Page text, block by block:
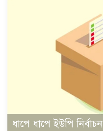
ধাপে ধাপে ইউপি নির্বাচন